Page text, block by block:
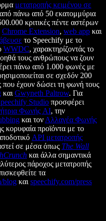
μετατροπής κειμένου σε
πάνω από 50 εκατομμύρια
κριτικές πέντε αστέρων
Chrome Extension, web app και
το Speechify με το
WWDC, χαρακτηρίζοντάς το
τους ανθρώπους να ζουν
πάνω από 1.000 φωνές με
σε σχεδόν 200
που έχουν δώσει τη φωνή τους
και Gwyneth Paltrow. Για
Studio προσφέρει
Φωνής AI, την
και τον Αλλαγέα Φωνής
κορυφαία προϊόντα με το
API μετατροπής
σε μέσα όπως The Wall
και άλλα σημαντικά
πάροχος μετατροπής
τα
blog και speechify.com/press